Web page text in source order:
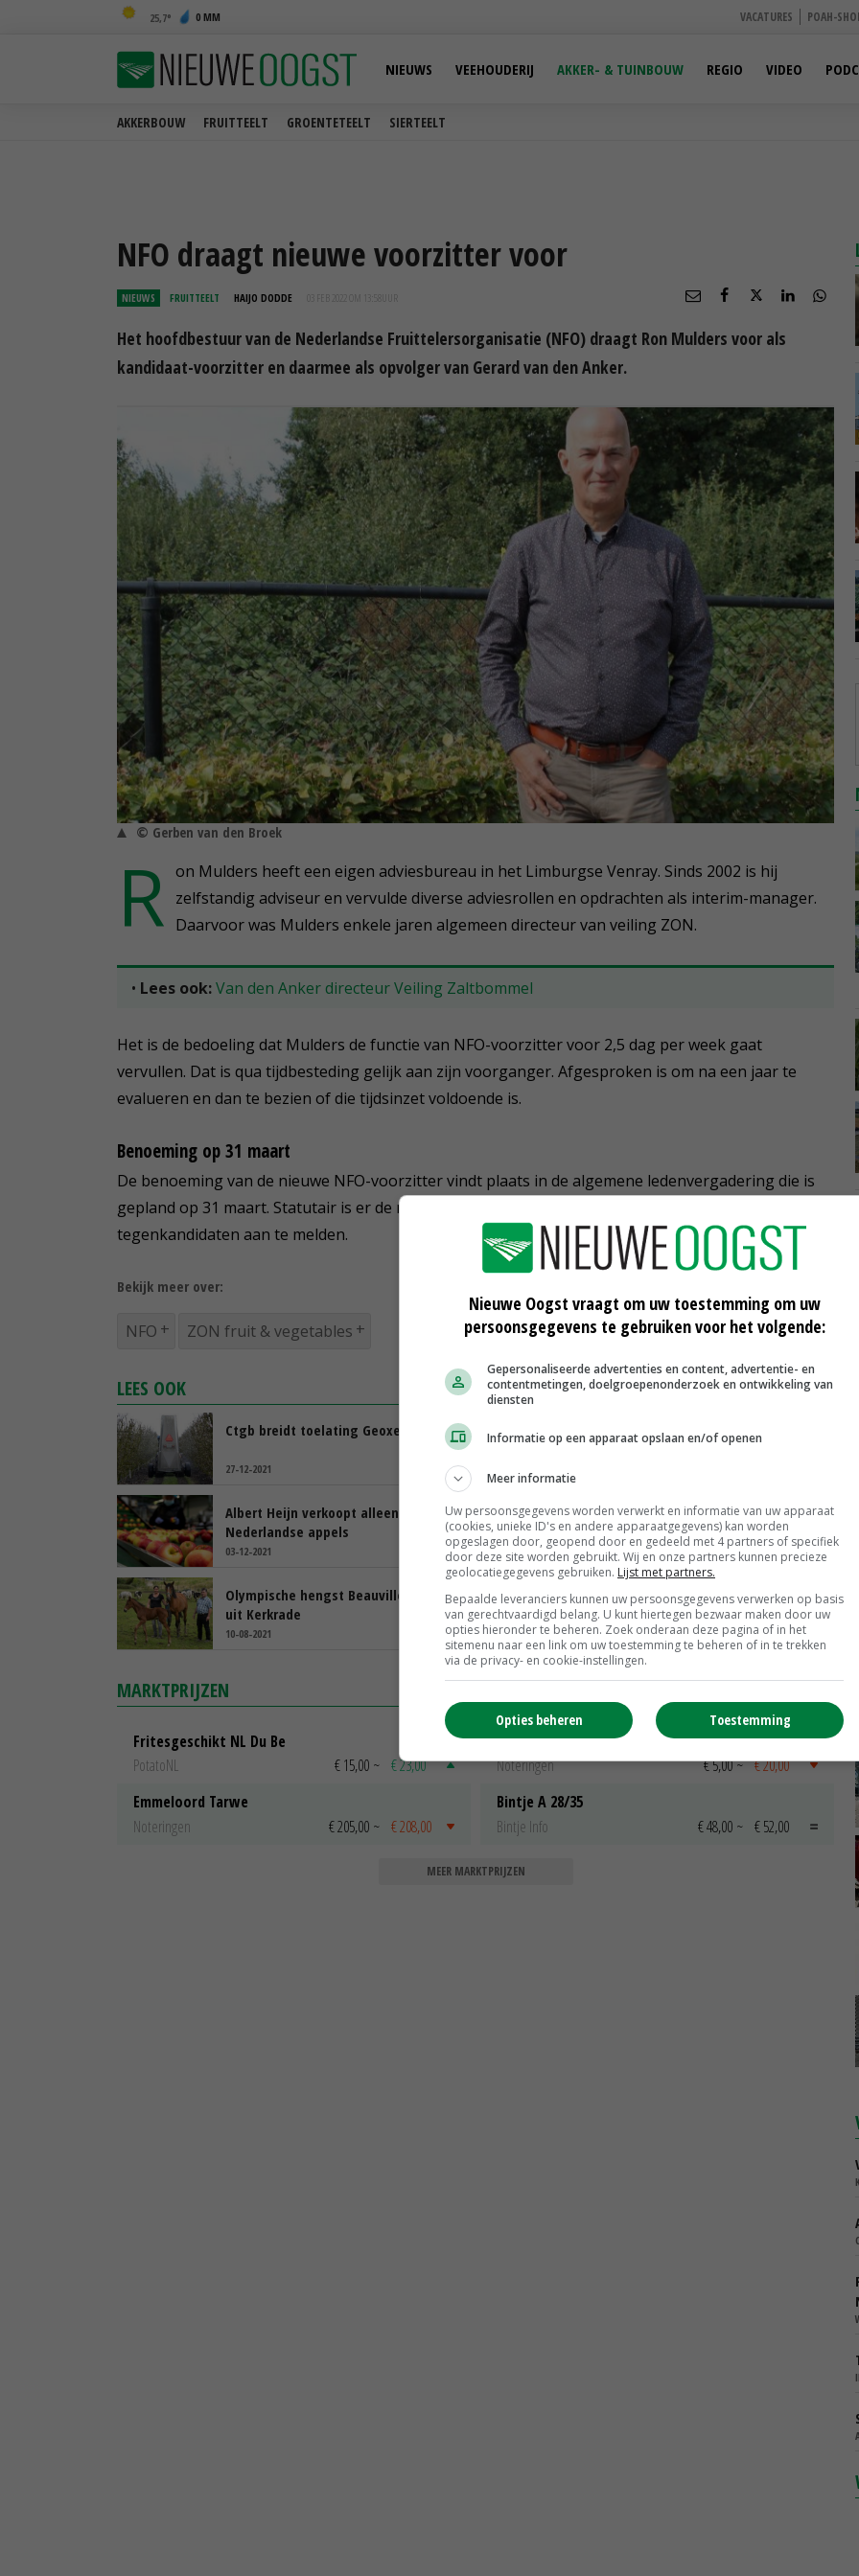
25,7 0 MM VACATURES POAH-
AKKERBOUW FRUITTEELT GROENTETEELT SIERTEELT
NIEUWS VEEHOUDERIJ AKKER- & TUINBOUW REGIO VIDEO
NFO draagt nieuwe voorzitter voor
NIEUWS FRUITTEELT HAIJO DODDE 03 FEB 2022 OM 13:58
Het hoofdbestuur van de Nederlandse Fruittelersorganisatie (NFO) draagt Ron Mulders voor als
kandidaat-voorzitter en daarmee als opvolger van Gerard van den Anker.
© Gerben van den Broek
R on Mulders heeft een eigen adviesbureau in het Limburgse Venray. Sinds 2002 is hij
zelfstandig adviseur en vervulde diverse adviesrollen en opdrachten als interim-manager.
Daarvoor was Mulders enkele jaren algemeen directeur van veiling ZON.
• Lees ook:Van den Anker directeur Veiling Zaltbommel
Het is de bedoeling dat Mulders de functie van NFO-voorzitter voor 2,5 dag per week gaat
vervullen. Dat is qua tijdbesteding gelijk aan zijn voorganger. Afgesproken is om na een jaar te
evalueren en dan te bezien of die tijdsinzet voldoende is.
Benoeming op 31 maart
De benoeming van de nieuwe NFO-voorzitter vindt plaats in de algemene ledenvergadering die is
gepland op 31 maart. Statutair is er de mogelijkheid om met steun van minimaal 25 NFO-leden
tegenkandidaten aan te melden.
Bekijk meer over:
NFO ZON fruit & vegetables
LEES OOK
Ctgb breidt toelating Geoxe fors uit
27-12-2021
Fokker Peter van Wegen: 'Mooi paard
is functioneel gebouwd'
Albert Heijn verkoopt alleen nog
Nederlandse appels
03-12-2021
'Fokkerij heeft effect op
leervermogen'
25-10-2021
Olympische hengst Beauville Z komt
uit Kerkrade
10-08-2021
Verzekeraar fruittelers krijgt twintig
claims binnen
22-07-2021
MARKTPRIJZEN
Fritesgeschikt NL Du Be
PotatoNL
€ 15,00 ~ € 23,00
Emmeloord Tarwe
Noteringen
€ 205,00 ~ € 208,00
Emmeloord Schaaltjespeen
Noteringen
€ 5,00~ € 20,00
Bintje A 28/35
Bintje Info
€ 48,00 ~ € 52,00
MEER MARKTPRIJZEN
Nieuwe Oogst vraagt om uw toestemming om uw
persoonsgegevens te gebruiken voor het volgende:
Gepersonaliseerde advertenties en content, advertentie- en
contentmetingen, doelgroepenonderzoek en ontwikkeling van
diensten
Informatie op een apparaat opslaan en/of openen
Meer informatie
Uw persoonsgegevens worden verwerkt en informatie van uw apparaat
(cookies, unieke ID's en andere apparaatgegevens) kan worden
opgeslagen door, geopend door en gedeeld met 4 partners of specifiek
door deze site worden gebruikt. Wij en onze partners kunnen precieze
geolocatiegegevens gebruiken. Lijst met partners.
Bepaalde leveranciers kunnen uw persoonsgegevens verwerken op basis
van gerechtvaardigd belang. U kunt hiertegen bezwaar maken door uw
opties hieronder te beheren. Zoek onderaan deze pagina of in het
sitemenu naar een link om uw toestemming te beheren of in te trekken
via de privacy- en cookie-instellingen.
Toestemming
Opties beheren